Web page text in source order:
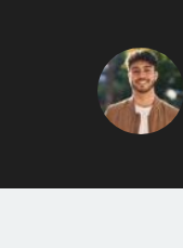
Forumet
diskuterar